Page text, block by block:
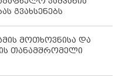
გვახსენებს
მოთხოვნისა და
თანამშრომელი